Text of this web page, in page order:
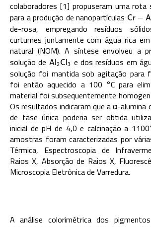
colaboradores [1] propuseram uma rota
para a produção de nanopartículas Cr − Al
Cr−Al 2
de-rosa, empregando resíduos
curtumes juntamente com água rica
natural (NOM). A síntese envolveu a
solução de Al 2C 3
Al2Cl3 e dos resíduos em
solução foi mantida sob agitação para
foi então aquecido a 100 °C para
material foi subsequentemente
Os resultados indicaram que a α-alumina
de fase única poderia ser obtida
inicial de pH de 4,0 e calcinação a
amostras foram caracterizadas por
Térmica, Espectroscopia de
Raios X, Absorção de Raios X,
Microscopia Eletrônica de Varredura.
A análise colorimétrica dos